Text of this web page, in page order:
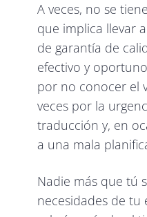
A veces, no se
que implica llevar
de garantía de
efectivo y
por no conocer el
veces por la
traducción y, en
a una mala
Nadie más que tú
necesidades de tu